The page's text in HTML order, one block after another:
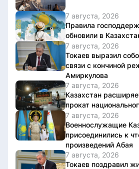
7 августа, 2026
Правила
обновили в
7 августа, 2026
Токаев выразил
связи с кончиной
Амиркулова
7 августа, 2026
Казахстан
прокат
7 августа, 2026
Военнослужащие
присоединились к
произведений Абая
7 августа, 2026
Токаев поздравил